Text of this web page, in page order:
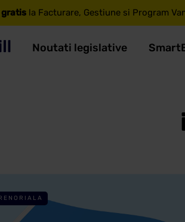
gratis la Facturare, Gestiune si Program
Noutati legislative